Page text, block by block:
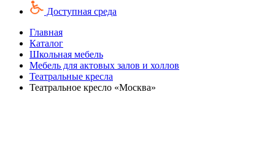
Доступная среда
Главная
Каталог
Школьная мебель
Мебель для актовых залов и холлов
Театральные кресла
Театральное кресло «Москва»